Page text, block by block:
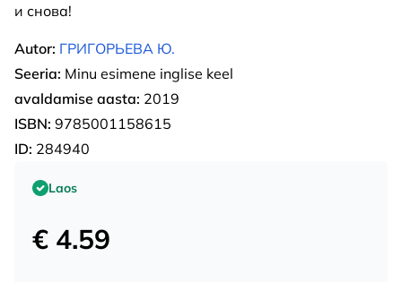
и снова!
Autor: ГРИГОРЬЕВА Ю.
Seeria: Minu esimene inglise keel
avaldamise aasta: 2019
ISBN: 9785001158615
ID: 284940
Laos
€ 4.59